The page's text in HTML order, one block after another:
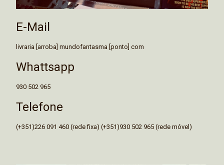
E-Mail
livraria [arroba] mundofantasma [ponto] com
Whattsapp
930 502 965
Telefone
(+351)226 091 460 (rede fixa) (+351)930 502 965 (rede móvel)